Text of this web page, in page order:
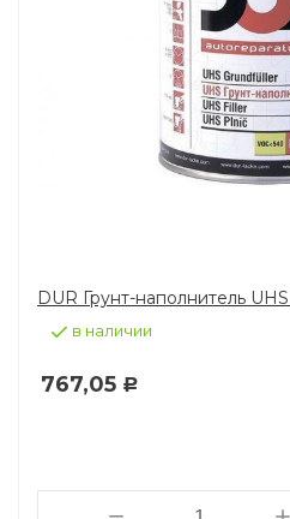
DUR Грунт-наполнитель
в наличии
767,05 Р